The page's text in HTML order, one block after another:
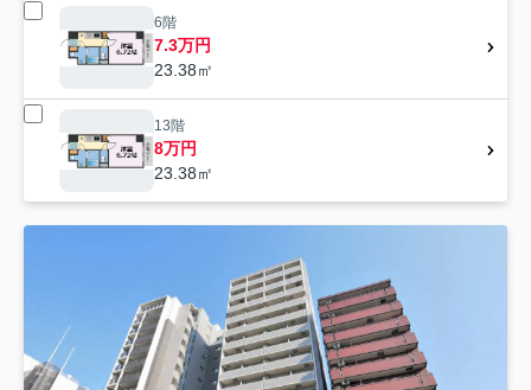
6階
7.3万円
23.38㎡
13階
8万円
23.38㎡